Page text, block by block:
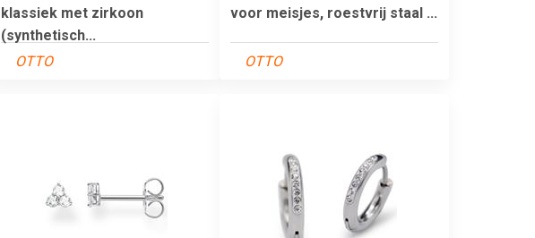
klassiek met zirkoon
(synthetisch...
OTTO
voor meisjes, roestvrij staal ...
OTTO